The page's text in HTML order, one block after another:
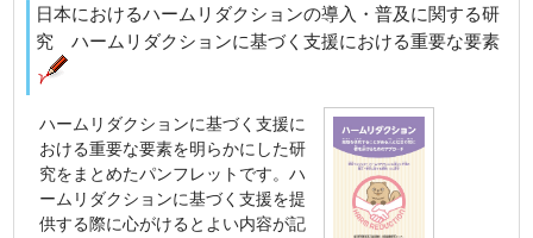
日本におけるハームリダクションの導入・普及に関する研
究 ハームリダクションに基づく支援における重要な要素
ハームリダクションに基づく支援に
おける重要な要素を明らかにした研
究をまとめたパンフレットです。ハ
ームリダクションに基づく支援を提
供する際に心がけるとよい内容が記